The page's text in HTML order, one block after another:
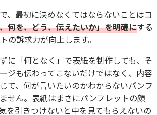
、最初に決めなくてはならないことはコ
何を、どう、伝えたいか」を明確にする
の訴求力が向上します。
に「何となく」で表紙を制作しても、そ
ジも伝わってこないだけではなく、内容
て、何が言いたいのかわからないパンフ
せん。表紙はまさにパンフレットの顔
を引きつけないと中を見てもらえないの